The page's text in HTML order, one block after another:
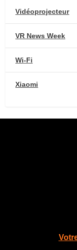
Vidéoprojecteur
VR News Week
Wi-Fi
Xiaomi